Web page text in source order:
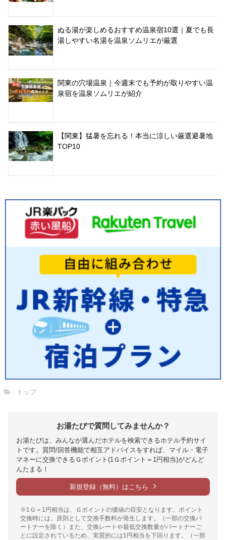
ぬる湯が楽しめるおすすめ温泉宿10選｜夏でも長
湯しやすい名湯を温泉ソムリエが厳選
関東の穴場温泉｜今週末でも予約が取りやすい温
泉宿を温泉ソムリエが紹介
【関東】猛暑を忘れる！本当に涼しい厳選避暑地
TOP10
トップ
お湯たびで質問してみませんか？
お湯たびは、みんなが選んだホテルを検索できるホテル予約サイ
トです。質問/回答機能で相互アドバイスをすれば、マイル・電子
マネーに交換できるＧポイント(1Ｇポイント＝1円相当)がどんど
んたまる！
新規登録（無料）はこちら
※1Ｇ＝1円相当は、Ｇポイントの価値の目安となります。ポイント
交換時には、原則として交換手数料が発生します。（一部の交換パ
ートナーを除く）また、交換レートや最低交換数量がパートナーご
とに設定されているため、実質的には1円相当を下回ります。（一部